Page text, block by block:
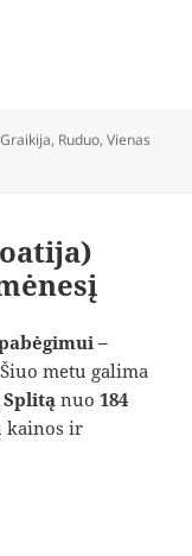
Graikija, Ruduo,Vienas
–
Šiuo metu galima
Splitą nuo184
kainos ir